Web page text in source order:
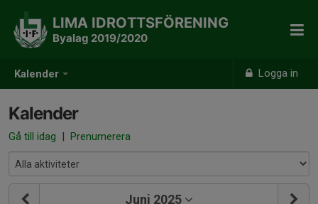
Kalender Logga in
LIMA IDROTTSFÖRENING
Byalag 2019/2020
Kalender
Gå till idag | Prenumerera
Juni 2025